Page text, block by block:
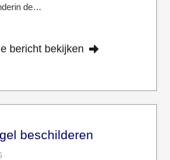
de…
bericht bekijken
beschilderen